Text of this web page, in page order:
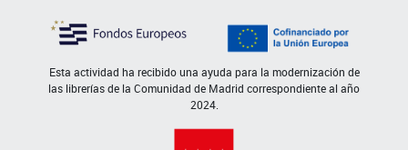
Esta actividad ha recibido una ayuda para la modernización de
las librerías de la Comunidad de Madrid correspondiente al año
2024.